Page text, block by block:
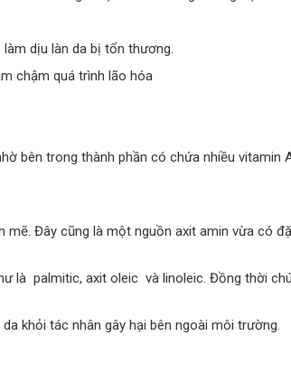
năm hoạt động, nhãn hàng đã không ngừng
được tuyển chọn hàng đầu để mang đến
thác và tận dụng những tinh túy bên trong
tiên sử dụng nhiều thành phần có trong tự
tinh sang trọng. Chai được làm theo dung
dịu làn da bị tổn thương.
chậm quá trình lão hóa
bên trong thành phần có chứa nhiều vitamin
Đây cũng là một nguồn axit amin vừa có
là palmitic, axit oleic và linoleic. Đồng thời
khỏi tác nhân gây hại bên ngoài môi trường.